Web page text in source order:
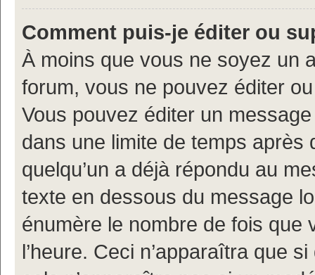
Comment puis-je éditer ou
À moins que vous ne soyez un
forum, vous ne pouvez éditer
Vous pouvez éditer un
dans une limite de temps après
quelqu’un a déjà répondu au
texte en dessous du message
énumère le nombre de fois que
l’heure. Ceci n’apparaîtra que